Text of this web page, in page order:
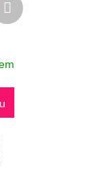
produkt